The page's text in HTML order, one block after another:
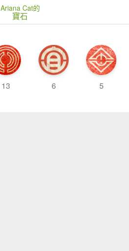
Ariana Cat的
寶石
13 6 5